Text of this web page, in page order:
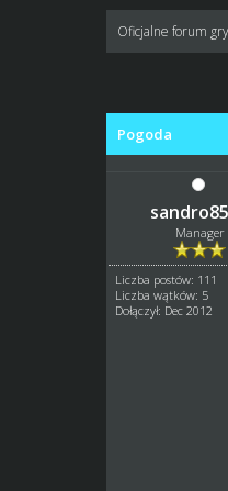
Oficjalne forum
Pogoda
sandro85
Manager
Liczba postów: 111
Liczba wątków: 5
Dołączył: Dec 2012